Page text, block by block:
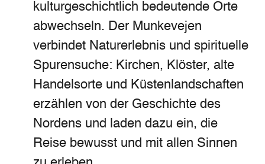
kulturgeschichtlich bedeutende Orte
abwechseln. Der Munkevejen
verbindet Naturerlebnis und spirituelle
Spurensuche: Kirchen, Klöster, alte
Handelsorte und Küstenlandschaften
erzählen von der Geschichte des
Nordens und laden dazu ein, die
Reise bewusst und mit allen Sinnen